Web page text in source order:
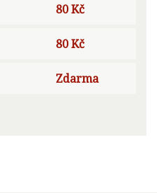
80 Kč
80 Kč
Zdarma